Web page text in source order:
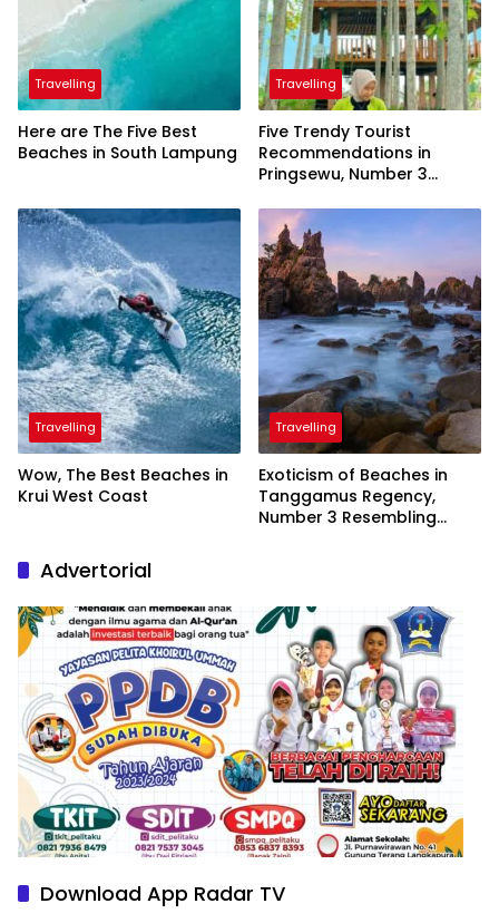
Travelling
Here are The Five Best
Beaches in South Lampung
Travelling
Five Trendy Tourist
Recommendations in
Pringsewu, Number 3
President
Travelling
Wow, The Best Beaches in
Krui West Coast
Travelling
Exoticism of Beaches in
Tanggamus Regency,
Number 3 Resembling
Advertorial
Download App Radar TV